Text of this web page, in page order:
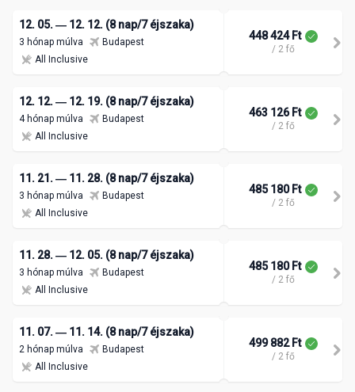
12. 05. ― 12. 12. (8 nap/7 éjszaka)
3 hónap múlva
Budapest
All Inclusive
448 424 Ft
/ 2 fő
12. 12. ― 12. 19. (8 nap/7 éjszaka)
4 hónap múlva
Budapest
All Inclusive
463 126 Ft
/ 2 fő
11. 21. ― 11. 28. (8 nap/7 éjszaka)
3 hónap múlva
Budapest
All Inclusive
485 180 Ft
/ 2 fő
11. 28. ― 12. 05. (8 nap/7 éjszaka)
3 hónap múlva
Budapest
All Inclusive
485 180 Ft
/ 2 fő
11. 07. ― 11. 14. (8 nap/7 éjszaka)
2 hónap múlva
Budapest
All Inclusive
499 882 Ft
/ 2 fő